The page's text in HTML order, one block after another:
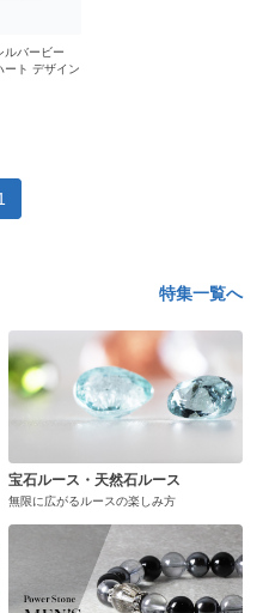
ルバービー
ート デザイン
特集一覧へ
宝石ルース・天然石ルース
無限に広がるルースの楽しみ方